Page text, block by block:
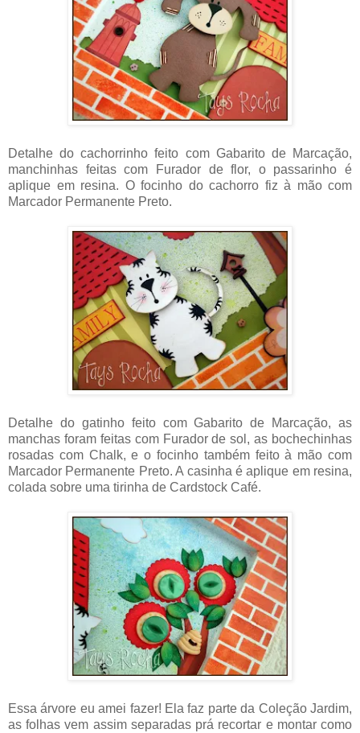
Detalhe do cachorrinho feito com Gabarito de Marcação,
manchinhas feitas com Furador de flor, o passarinho é
aplique em resina. O focinho do cachorro fiz à mão com
Marcador Permanente Preto.
Detalhe do gatinho feito com Gabarito de Marcação, as
manchas foram feitas com Furador de sol, as bochechinhas
rosadas com Chalk, e o focinho também feito à mão com
Marcador Permanente Preto. A casinha é aplique em resina,
colada sobre uma tirinha de Cardstock Café.
Essa árvore eu amei fazer! Ela faz parte da Coleção Jardim,
as folhas vem assim separadas prá recortar e montar como